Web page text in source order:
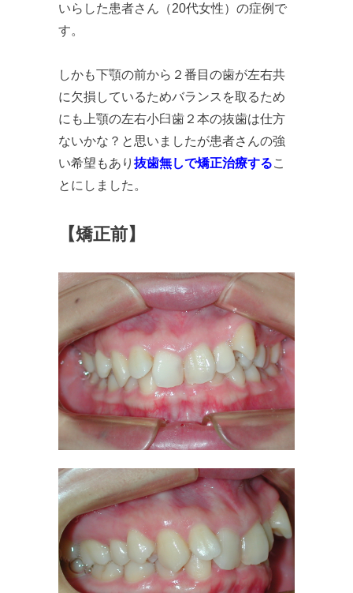
いらした患者さん（20代女性）の症例で
す。
しかも下顎の前から２番目の歯が左右共
に欠損しているためバランスを取るため
にも上顎の左右小臼歯２本の抜歯は仕方
ないかな？と思いましたが患者さんの強
い希望もあり 抜歯無しで矯正治療するこ
とにしました。
【矯正前】